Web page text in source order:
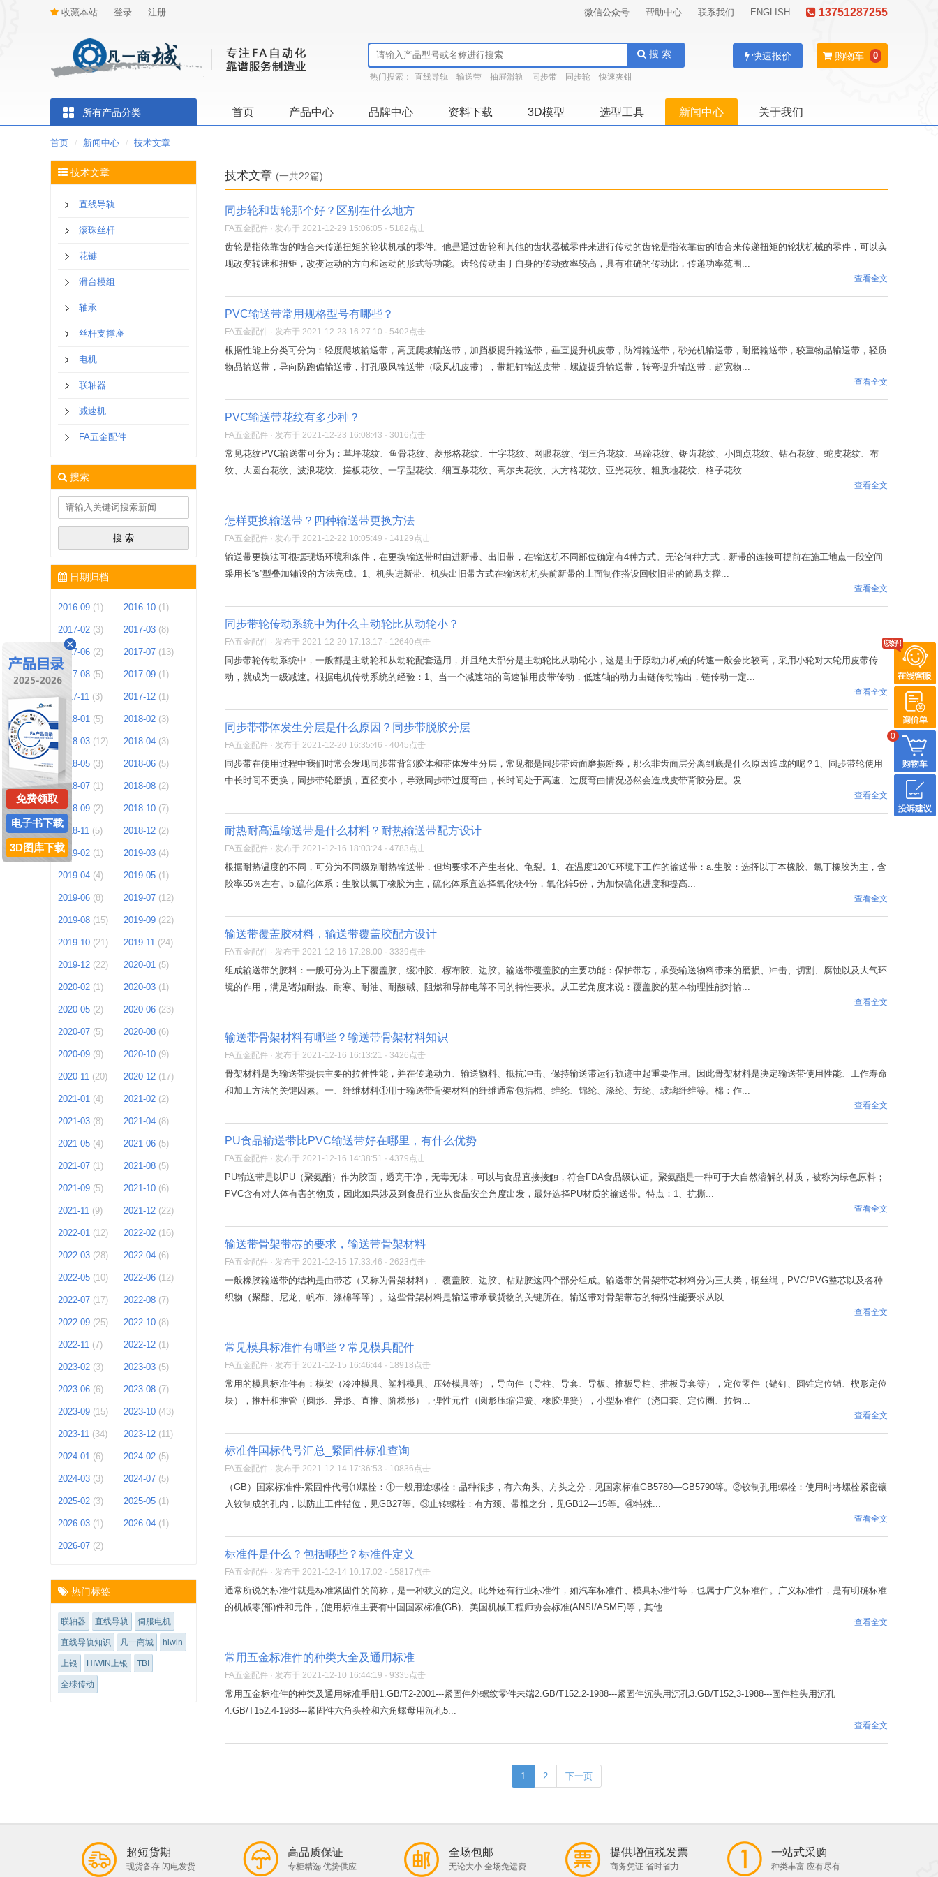
收藏本站 - 登录 - 注册 微信公众号 - 帮助中心 - 联系我们 - ENGLISH - 13751287255
搜 索
热门搜索： 直线导轨 输送带 抽屉滑轨 同步带 同步轮 快速夹钳
购物车 0
快速报价
所有产品分类 首页 产品中心 品牌中心 资料下载 3D模型 选型工具 新闻中心 关于我们
首页 / 新闻中心 / 技术文章
技术文章
直线导轨
滚珠丝杆
花键
滑台模组
轴承
丝杆支撑座
电机
联轴器
减速机
FA五金配件
搜索
日期归档
2016-09 (1) 2016-10 (1)
2017-02 (3) 2017-03 (8)
2017-06 (2) 2017-07 (13)
2017-08 (5) 2017-09 (1)
2017-11 (3) 2017-12 (1)
2018-01 (5) 2018-02 (3)
2018-03 (12) 2018-04 (3)
2018-05 (3) 2018-06 (5)
2018-07 (1) 2018-08 (2)
2018-09 (2) 2018-10 (7)
2018-11 (5) 2018-12 (2)
2019-02 (1) 2019-03 (4)
2019-04 (4) 2019-05 (1)
2019-06 (8) 2019-07 (12)
2019-08 (15) 2019-09 (22)
2019-10 (21) 2019-11 (24)
2019-12 (22) 2020-01 (5)
2020-02 (1) 2020-03 (1)
2020-05 (2) 2020-06 (23)
2020-07 (5) 2020-08 (6)
2020-09 (9) 2020-10 (9)
2020-11 (20) 2020-12 (17)
2021-01 (4) 2021-02 (2)
2021-03 (8) 2021-04 (8)
2021-05 (4) 2021-06 (5)
2021-07 (1) 2021-08 (5)
2021-09 (5) 2021-10 (6)
2021-11 (9) 2021-12 (22)
2022-01 (12) 2022-02 (16)
2022-03 (28) 2022-04 (6)
2022-05 (10) 2022-06 (12)
2022-07 (17) 2022-08 (7)
2022-09 (25) 2022-10 (8)
2022-11 (7) 2022-12 (1)
2023-02 (3) 2023-03 (5)
2023-06 (6) 2023-08 (7)
2023-09 (15) 2023-10 (43)
2023-11 (34) 2023-12 (11)
2024-01 (6) 2024-02 (5)
2024-03 (3) 2024-07 (5)
2025-02 (3) 2025-05 (1)
2026-03 (1) 2026-04 (1)
2026-07 (2)
热门标签
联轴器 直线导轨 伺服电机
直线导轨知识 凡一商城 hiwin
上银 HIWIN上银 TBI
全球传动
技术文章 (一共22篇)
同步轮和齿轮那个好？区别在什么地方
FA五金配件 · 发布于 2021-12-29 15:06:05 · 5182点击
齿轮是指依靠齿的啮合来传递扭矩的轮状机械的零件。他是通过齿轮和其他的齿状器械零件来进行传动的齿轮是指依靠齿的啮合来传递扭矩的轮状机械的零件，可以实
现改变转速和扭矩，改变运动的方向和运动的形式等功能。齿轮传动由于自身的传动效率较高，具有准确的传动比，传递功率范围...
查看全文
PVC输送带常用规格型号有哪些？
FA五金配件 · 发布于 2021-12-23 16:27:10 · 5402点击
根据性能上分类可分为：轻度爬坡输送带，高度爬坡输送带，加挡板提升输送带，垂直提升机皮带，防滑输送带，砂光机输送带，耐磨输送带，较重物品输送带，轻质
物品输送带，导向防跑偏输送带，打孔吸风输送带（吸风机皮带），带耙钉输送皮带，螺旋提升输送带，转弯提升输送带，超宽物...
查看全文
PVC输送带花纹有多少种？
FA五金配件 · 发布于 2021-12-23 16:08:43 · 3016点击
常见花纹PVC输送带可分为：草坪花纹、鱼骨花纹、菱形格花纹、十字花纹、网眼花纹、倒三角花纹、马蹄花纹、锯齿花纹、小圆点花纹、钻石花纹、蛇皮花纹、布
纹、大圆台花纹、波浪花纹、搓板花纹、一字型花纹、细直条花纹、高尔夫花纹、大方格花纹、亚光花纹、粗质地花纹、格子花纹...
查看全文
怎样更换输送带？四种输送带更换方法
FA五金配件 · 发布于 2021-12-22 10:05:49 · 14129点击
输送带更换法可根据现场环境和条件，在更换输送带时由进新带、出旧带，在输送机不同部位确定有4种方式。无论何种方式，新带的连接可提前在施工地点一段空间
采用长“s”型叠加铺设的方法完成。1、机头进新带、机头出旧带方式在输送机机头前新带的上面制作搭设回收旧带的简易支撑...
查看全文
同步带轮传动系统中为什么主动轮比从动轮小？
FA五金配件 · 发布于 2021-12-20 17:13:17 · 12640点击
同步带轮传动系统中，一般都是主动轮和从动轮配套适用，并且绝大部分是主动轮比从动轮小，这是由于原动力机械的转速一般会比较高，采用小轮对大轮用皮带传
动，就成为一级减速。根据电机传动系统的经验：1、当一个减速箱的高速轴用皮带传动，低速轴的动力由链传动输出，链传动一定...
查看全文
同步带带体发生分层是什么原因？同步带脱胶分层
FA五金配件 · 发布于 2021-12-20 16:35:46 · 4045点击
同步带在使用过程中我们时常会发现同步带背部胶体和带体发生分层，常见都是同步带齿面磨损断裂，那么非齿面层分离到底是什么原因造成的呢？1、同步带轮使用
中长时间不更换，同步带轮磨损，直径变小，导致同步带过度弯曲，长时间处于高速、过度弯曲情况必然会造成皮带背胶分层。发...
查看全文
耐热耐高温输送带是什么材料？耐热输送带配方设计
FA五金配件 · 发布于 2021-12-16 18:03:24 · 4783点击
根据耐热温度的不同，可分为不同级别耐热输送带，但均要求不产生老化、龟裂。1、在温度120℃环境下工作的输送带：a.生胶：选择以丁本橡胶、氯丁橡胶为主，含
胶率55％左右。b.硫化体系：生胶以氯丁橡胶为主，硫化体系宜选择氧化镁4份，氧化锌5份，为加快硫化进度和提高...
查看全文
输送带覆盖胶材料，输送带覆盖胶配方设计
FA五金配件 · 发布于 2021-12-16 17:28:00 · 3339点击
组成输送带的胶料：一般可分为上下覆盖胶、缓冲胶、檫布胶、边胶。输送带覆盖胶的主要功能：保护带芯，承受输送物料带来的磨损、冲击、切割、腐蚀以及大气环
境的作用，满足诸如耐热、耐寒、耐油、耐酸碱、阻燃和导静电等不同的特性要求。从工艺角度来说：覆盖胶的基本物理性能对输...
查看全文
输送带骨架材料有哪些？输送带骨架材料知识
FA五金配件 · 发布于 2021-12-16 16:13:21 · 3426点击
骨架材料是为输送带提供主要的拉伸性能，并在传递动力、输送物料、抵抗冲击、保持输送带运行轨迹中起重要作用。因此骨架材料是决定输送带使用性能、工作寿命
和加工方法的关键因素。一、纤维材料①用于输送带骨架材料的纤维通常包括棉、维纶、锦纶、涤纶、芳纶、玻璃纤维等。棉：作...
查看全文
PU食品输送带比PVC输送带好在哪里，有什么优势
FA五金配件 · 发布于 2021-12-16 14:38:51 · 4379点击
PU输送带是以PU（聚氨酯）作为胶面，透亮干净，无毒无味，可以与食品直接接触，符合FDA食品级认证。聚氨酯是一种可于大自然溶解的材质，被称为绿色原料；
PVC含有对人体有害的物质，因此如果涉及到食品行业从食品安全角度出发，最好选择PU材质的输送带。特点：1、抗撕...
查看全文
输送带骨架带芯的要求，输送带骨架材料
FA五金配件 · 发布于 2021-12-15 17:33:46 · 2623点击
一般橡胶输送带的结构是由带芯（又称为骨架材料）、覆盖胶、边胶、粘贴胶这四个部分组成。输送带的骨架带芯材料分为三大类，钢丝绳，PVC/PVG整芯以及各种
织物（聚酯、尼龙、帆布、涤棉等等）。这些骨架材料是输送带承载货物的关键所在。输送带对骨架带芯的特殊性能要求从以...
查看全文
常见模具标准件有哪些？常见模具配件
FA五金配件 · 发布于 2021-12-15 16:46:44 · 18918点击
常用的模具标准件有：模架（冷冲模具、塑料模具、压铸模具等），导向件（导柱、导套、导板、推板导柱、推板导套等），定位零件（销钉、圆锥定位销、楔形定位
块），推杆和推管（圆形、异形、直推、阶梯形），弹性元件（圆形压缩弹簧、橡胶弹簧），小型标准件（浇口套、定位圈、拉钩...
查看全文
标准件国标代号汇总_紧固件标准查询
FA五金配件 · 发布于 2021-12-14 17:36:53 · 10836点击
（GB）国家标准件-紧固件代号⑴螺栓：①一般用途螺栓：品种很多，有六角头、方头之分，见国家标准GB5780—GB5790等。②铰制孔用螺栓：使用时将螺栓紧密镶
入铰制成的孔内，以防止工件错位，见GB27等。③止转螺栓：有方颈、带椎之分，见GB12—15等。④特殊...
查看全文
标准件是什么？包括哪些？标准件定义
FA五金配件 · 发布于 2021-12-14 10:17:02 · 15817点击
通常所说的标准件就是标准紧固件的简称，是一种狭义的定义。此外还有行业标准件，如汽车标准件、模具标准件等，也属于广义标准件。广义标准件，是有明确标准
的机械零(部)件和元件，(使用标准主要有中国国家标准(GB)、美国机械工程师协会标准(ANSI/ASME)等，其他...
查看全文
常用五金标准件的种类大全及通用标准
FA五金配件 · 发布于 2021-12-10 16:44:19 · 9335点击
常用五金标准件的种类及通用标准手册1.GB/T2-2001---紧固件外螺纹零件未端2.GB/T152.2-1988---紧固件沉头用沉孔3.GB/T152,3-1988---固件柱头用沉孔
4.GB/T152.4-1988---紧固件六角头栓和六角螺母用沉孔5...
查看全文
1 2 下一页
超短货期
现货备存 闪电发货
高品质保证
专柜精选 优势供应
全场包邮
无论大小 全场免运费
提供增值税发票
商务凭证 省时省力
一站式采购
种类丰富 应有尽有
0
免费领取
电子书下载
3D图库下载